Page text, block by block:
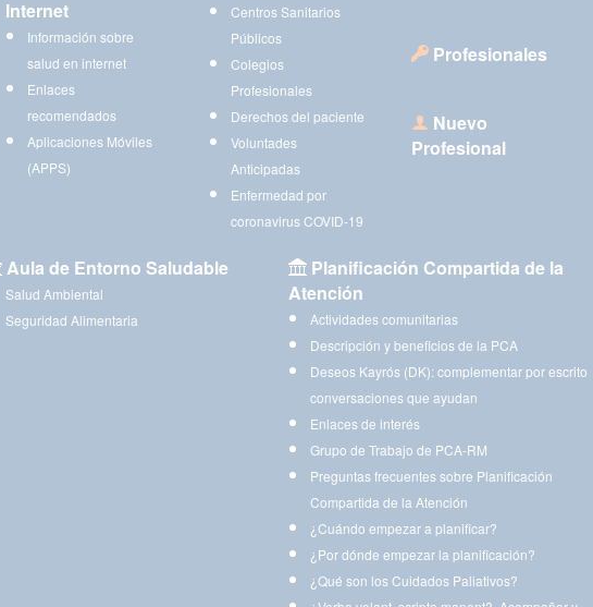
Internet
Información sobre
salud en internet
Enlaces
recomendados
Aplicaciones Móviles
(APPS)
Centros Sanitarios
Públicos
Colegios
Profesionales
Derechos del paciente
Voluntades
Anticipadas
Enfermedad por
coronavirus COVID-19
Profesionales
Nuevo
Profesional
Aula de Entorno Saludable
Salud Ambiental
Seguridad Alimentaria
Planificación Compartida de la
Atención
Actividades comunitarias
Descripción y beneficios de la PCA
Deseos Kayrós (DK): complementar por escrito
conversaciones que ayudan
Enlaces de interés
Grupo de Trabajo de PCA-RM
Preguntas frecuentes sobre Planificación
Compartida de la Atención
¿Cuándo empezar a planificar?
¿Por dónde empezar la planificación?
¿Qué son los Cuidados Paliativos?